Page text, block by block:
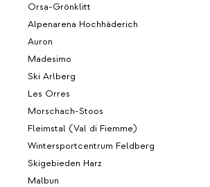
Orsa-Grönklitt
Alpenarena Hochhäderich
Auron
Madesimo
Ski Arlberg
Les Orres
Morschach-Stoos
Fleimstal (Val di Fiemme)
Wintersportcentrum Feldberg
Skigebieden Harz
Malbun